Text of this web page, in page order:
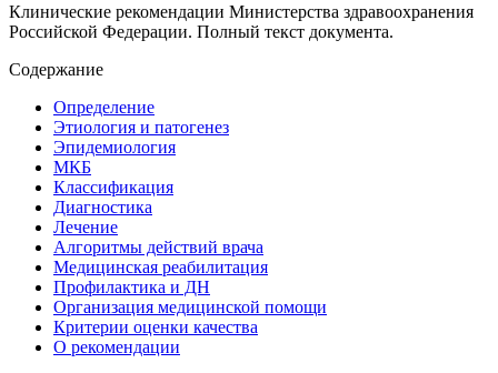
Клинические рекомендации Министерства здравоохранения
Российской Федерации. Полный текст документа.
Содержание
Определение
Этиология и патогенез
Эпидемиология
МКБ
Классификация
Диагностика
Лечение
Алгоритмы действий врача
Медицинская реабилитация
Профилактика и ДН
Организация медицинской помощи
Критерии оценки качества
О рекомендации